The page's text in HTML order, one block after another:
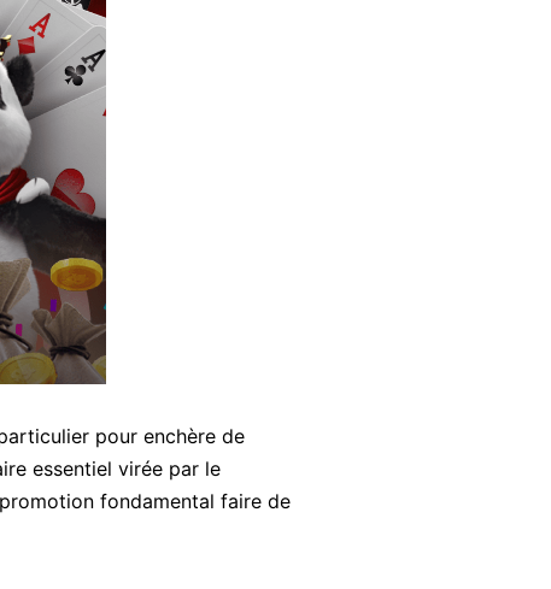
pour enchère de
essentiel virée par le
fondamental faire de